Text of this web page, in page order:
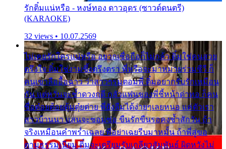
รักติ๋มแน่หรือ - หงษ์ทอง ดาวอุดร (ซาวด์ดนตรี)
(KARAOKE)
32 views • 10.07.2569
ไม่เคยรักใครแน่หรือ อยากเชื่อถือก็ไม่กล้า ติ๋มใช่คนสวย
ตรึงใจ ติ๋มใช่งามซึ้งตรึงตรา พี่หรือจะมาหมายร่วมชีวี ก็
คนเขาลืออื้อฉาว ว่าสาวๆรุมตอมพี่ ติ๋มอยากรับรักเหมือน
กัน แต่หวั่นจะช้ำดวงฤดี กลัวแฟนของพี่ชี้หน้าด่าทอ ก็คน
ชื่อต๋อยต้อยตุ้มตุ๋ยต่าย พี่ยังลืมได้ง่ายๆเลยหนอ แค่ตัวเรา
สาวบ้านนา แสนจะซอมซ่อ ขืนรักขืนรอคงช้ำสักวัน ถ้า
จริงเหมือนคำพร่ำเฉลย พี่อย่าเฉยรีบมาหมั้น ถ้าพี่สู่ขอ
ตามธรรมเนียม ติ๋มจะเตรียมรับเกลียวสัมพันธ์ ผิดหวังไม่